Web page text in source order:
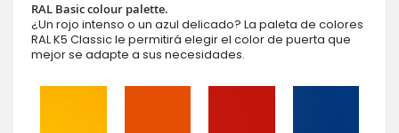
RAL Basic colour palette.
¿Un rojo intenso o un azul delicado? La paleta de colores
RAL K5 Classic le permitirá elegir el color de puerta que
mejor se adapte a sus necesidades.